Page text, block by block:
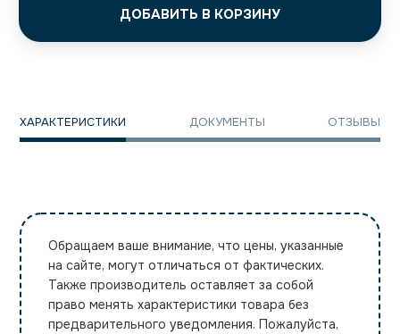
ДОБАВИТЬ В КОРЗИНУ
ХАРАКТЕРИСТИКИ ДОКУМЕНТЫ ОТЗЫВЫ
Обращаем ваше внимание, что цены, указанные
на сайте, могут отличаться от фактических.
Также производитель оставляет за собой
право менять характеристики товара без
предварительного уведомления. Пожалуйста,